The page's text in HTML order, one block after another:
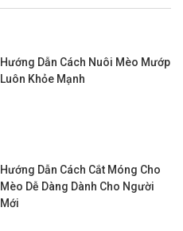
Hướng Dẫn Cách Nuôi Mèo Mướp
Luôn Khỏe Mạnh
Hướng Dẫn Cách Cắt Móng Cho
Mèo Dễ Dàng Dành Cho Người
Mới